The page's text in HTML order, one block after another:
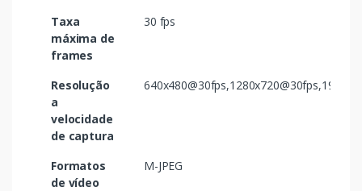
Taxa
máxima de
frames
30 fps
Resolução
a
velocidade
de captura
Formatos
de vídeo
M-JPEG